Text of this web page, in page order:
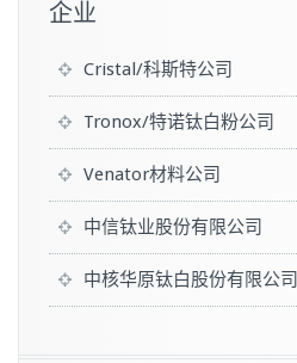
企业
Cristal/科斯特公司
Tronox/特诺钛白粉公司
Venator材料公司
中信钛业股份有限公司
中核华原钛白股份有限公司